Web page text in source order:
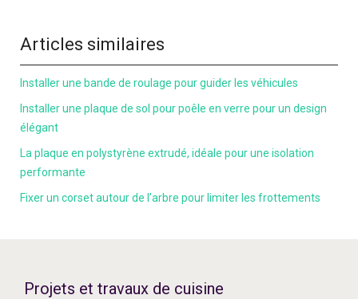
Articles similaires
Installer une bande de roulage pour guider les véhicules
Installer une plaque de sol pour poêle en verre pour un design
élégant
La plaque en polystyrène extrudé, idéale pour une isolation
performante
Fixer un corset autour de l’arbre pour limiter les frottements
Projets et travaux de cuisine